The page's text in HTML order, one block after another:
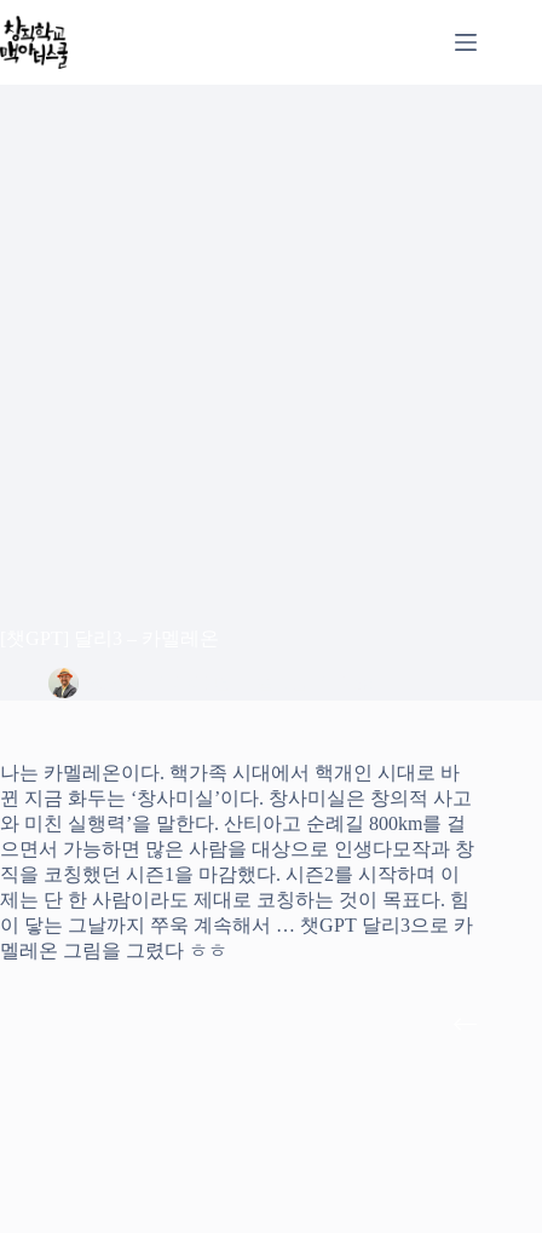
문
으
나는 카멜레온이다. 핵가족 시대에서 핵개인 시대로 바
뀐 지금 화두는 ‘창사미실’이다. 창사미실은 창의적 사고
와 미친 실행력’을 말한다. 산티아고 순례길 800km를 걸
으면서 가능하면 많은 사람을 대상으로 인생다모작과 창
직을 코칭했던 시즌1을 마감했다. 시즌2를 시작하며 이
제는 단 한 사람이라도 제대로 코칭하는 것이 목표다. 힘
이 닿는 그날까지 쭈욱 계속해서 … 챗GPT 달리3으로 카
멜레온 그림을 그렸다 ㅎㅎ